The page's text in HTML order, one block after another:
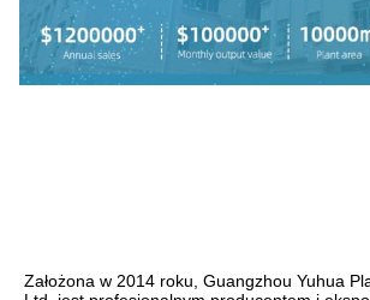
Założona w 2014 roku, Guangzhou Yuhua